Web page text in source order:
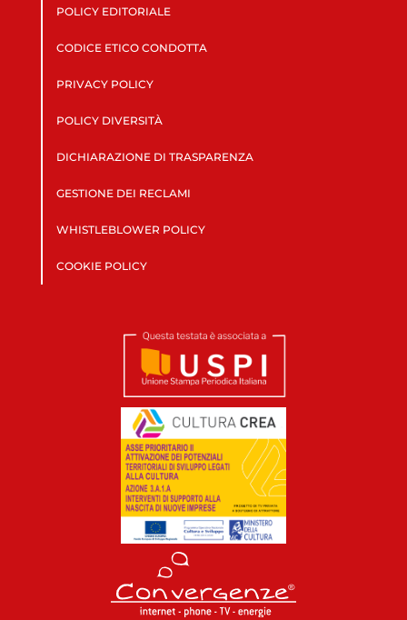
POLICY EDITORIALE
CODICE ETICO CONDOTTA
PRIVACY POLICY
POLICY DIVERSITÀ
DICHIARAZIONE DI TRASPARENZA
GESTIONE DEI RECLAMI
WHISTLEBLOWER POLICY
COOKIE POLICY